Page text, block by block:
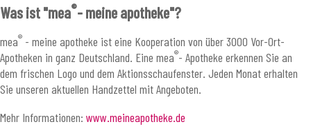
Was ist "mea®- meine apotheke"?
mea® - meine apotheke ist eine Kooperation von über 3000 Vor-Ort-
Apotheken in ganz Deutschland. Eine mea®- Apotheke erkennen Sie an
dem frischen Logo und dem Aktionsschaufenster. Jeden Monat erhalten
Sie unseren aktuellen Handzettel mit Angeboten.
Mehr Informationen: www.meineapotheke.de